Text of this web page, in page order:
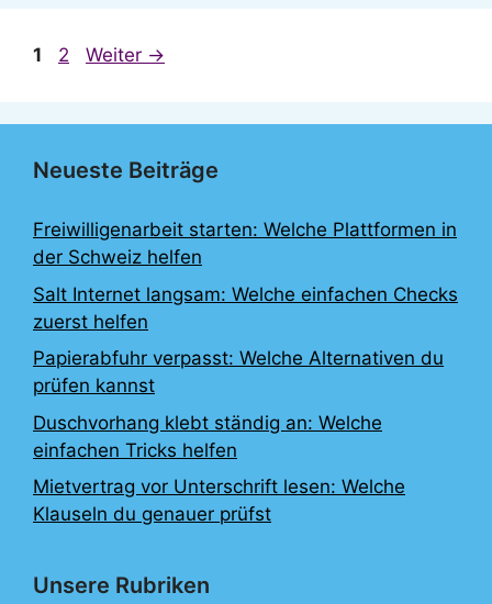
Seite
1 Seite
2 Weiter →
Neueste Beiträge
Freiwilligenarbeit starten: Welche Plattformen in
der Schweiz helfen
Salt Internet langsam: Welche einfachen Checks
zuerst helfen
Papierabfuhr verpasst: Welche Alternativen du
prüfen kannst
Duschvorhang klebt ständig an: Welche
einfachen Tricks helfen
Mietvertrag vor Unterschrift lesen: Welche
Klauseln du genauer prüfst
Unsere Rubriken